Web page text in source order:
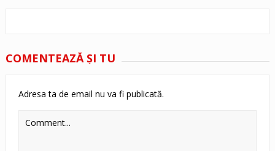
COMENTEAZĂ ŞI TU
Adresa ta de email nu va fi publicată.